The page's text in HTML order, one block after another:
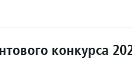
конкурса